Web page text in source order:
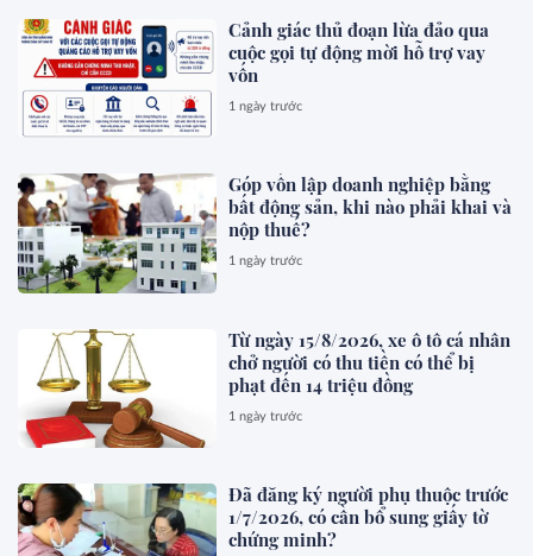
Cảnh giác thủ đoạn lừa đảo qua
cuộc gọi tự động mời hỗ trợ vay
vốn
1 ngày trước
Góp vốn lập doanh nghiệp bằng
bất động sản, khi nào phải khai và
nộp thuế?
1 ngày trước
Từ ngày 15/8/2026, xe ô tô cá nhân
chở người có thu tiền có thể bị
phạt đến 14 triệu đồng
1 ngày trước
Đã đăng ký người phụ thuộc trước
1/7/2026, có cần bổ sung giấy tờ
chứng minh?